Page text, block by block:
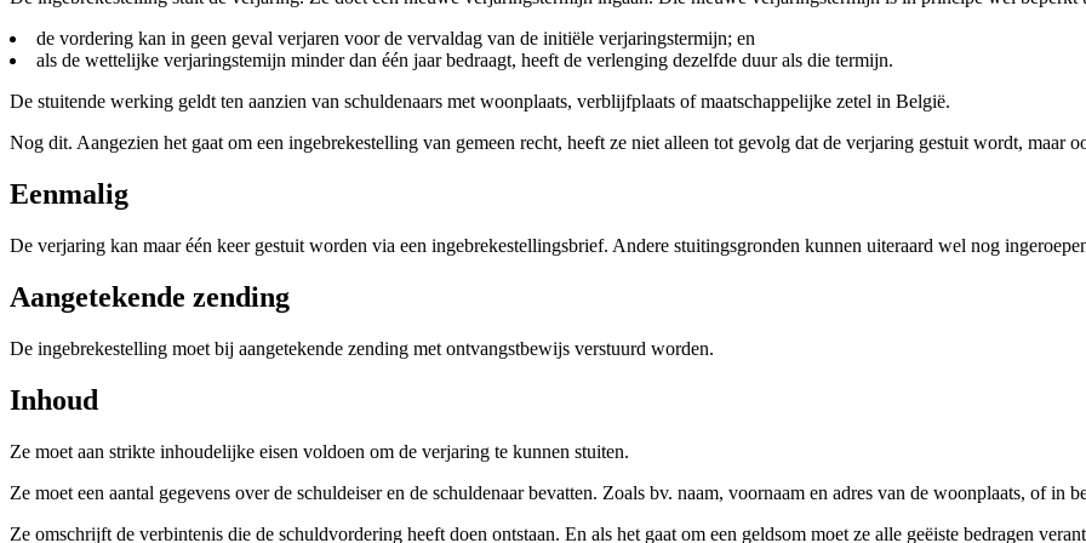
de vordering kan in geen geval verjaren voor de vervaldag van de initiële verjaringstermijn; en
als de wettelijke verjaringstemijn minder dan één jaar bedraagt, heeft de verlenging dezelfde duur als die termijn.
De stuitende werking geldt ten aanzien van schuldenaars met woonplaats, verblijfplaats of maatschappelijke zetel in België.
Nog dit. Aangezien het gaat om een ingebrekestelling van gemeen recht, heeft ze niet alleen tot gevolg dat de verjaring gestuit wordt, maar
Eenmalig
De verjaring kan maar één keer gestuit worden via een ingebrekestellingsbrief. Andere stuitingsgronden kunnen uiteraard wel nog
Aangetekende zending
De ingebrekestelling moet bij aangetekende zending met ontvangstbewijs verstuurd worden.
Inhoud
Ze moet aan strikte inhoudelijke eisen voldoen om de verjaring te kunnen stuiten.
Ze moet een aantal gegevens over de schuldeiser en de schuldenaar bevatten. Zoals bv. naam, voornaam en adres van de woonplaats, of in
Ze omschrijft de verbintenis die de schuldvordering heeft doen ontstaan. En als het gaat om een geldsom moet ze alle geëiste bedragen